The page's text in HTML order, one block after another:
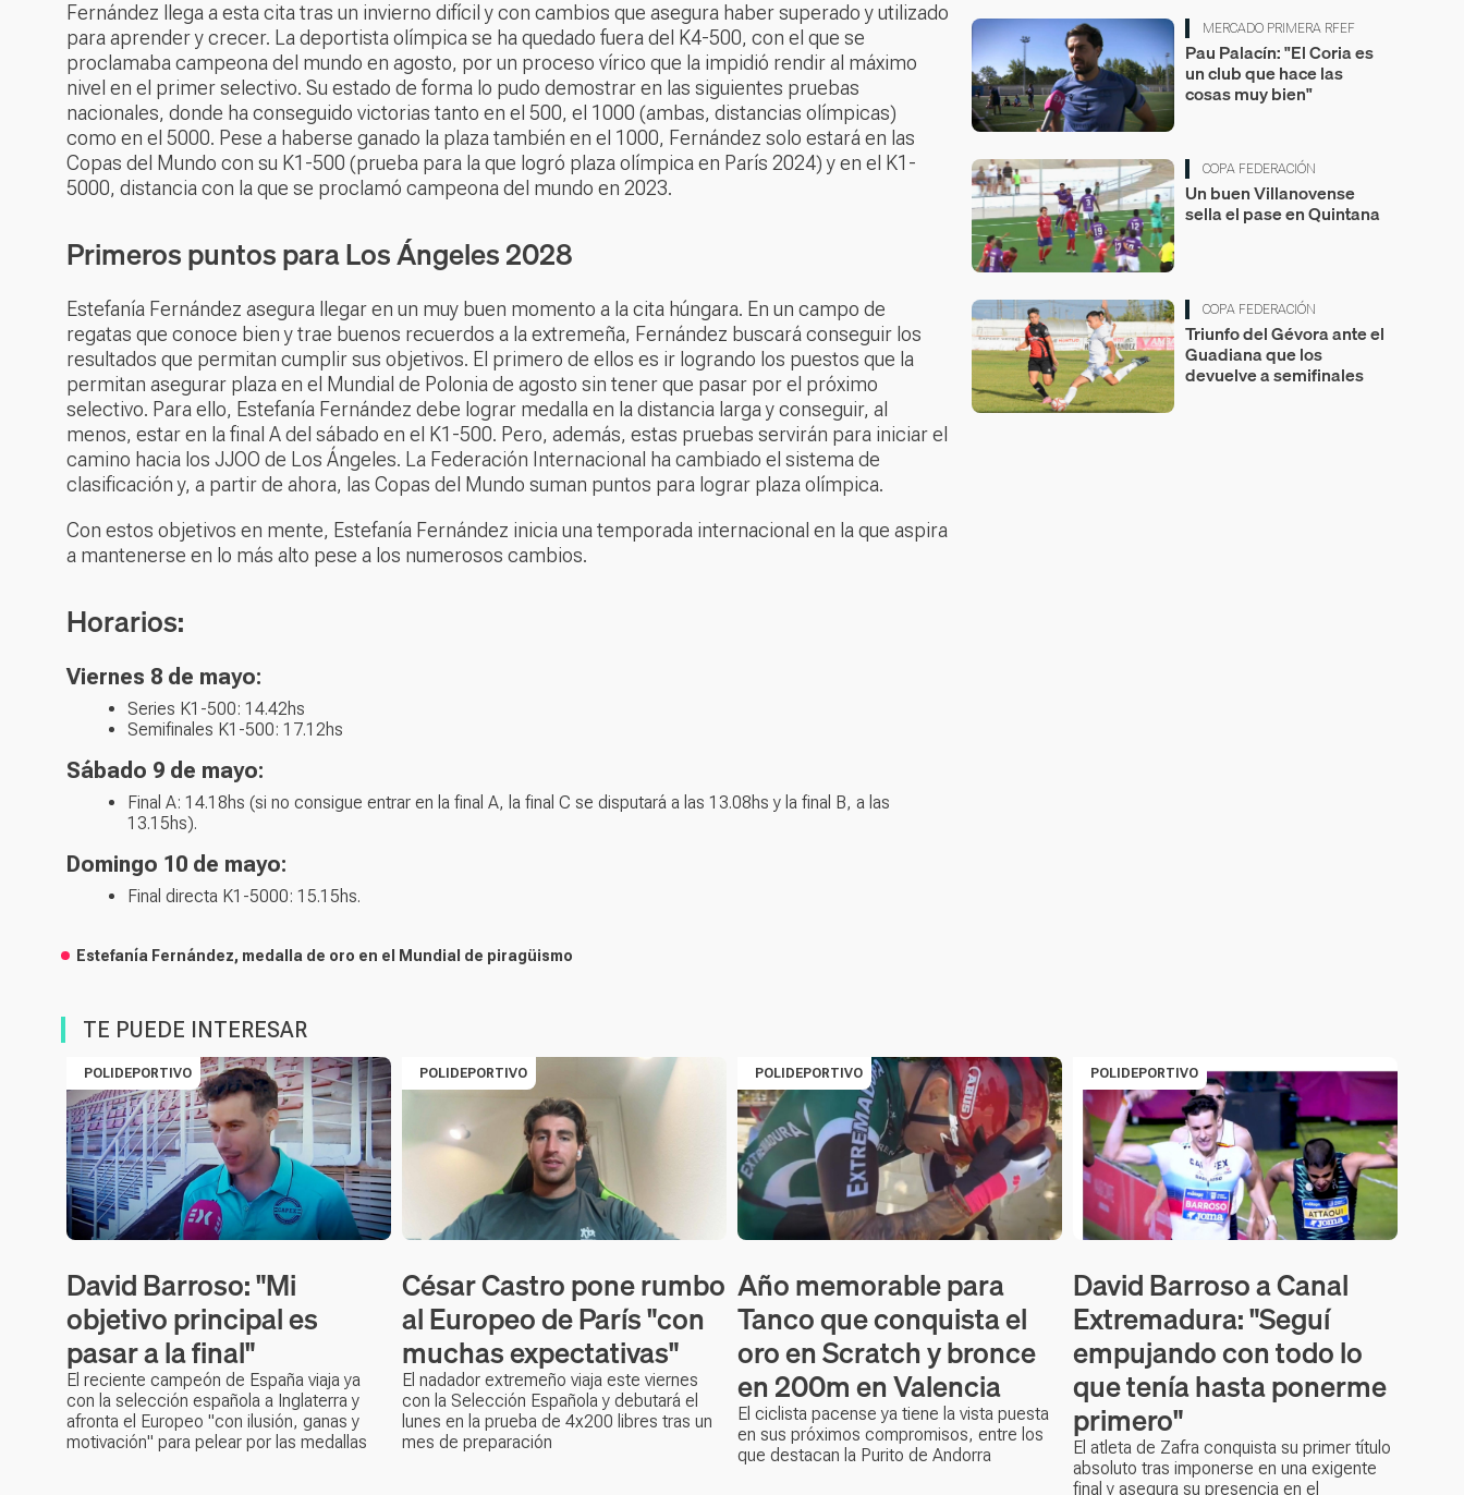
Fernández llega a esta cita tras un invierno difícil y con cambios que asegura haber superado y utilizado
para aprender y crecer. La deportista olímpica se ha quedado fuera del K4-500, con el que se
proclamaba campeona del mundo en agosto, por un proceso vírico que la impidió rendir al máximo
nivel en el primer selectivo. Su estado de forma lo pudo demostrar en las siguientes pruebas
nacionales, donde ha conseguido victorias tanto en el 500, el 1000 (ambas, distancias olímpicas)
como en el 5000. Pese a haberse ganado la plaza también en el 1000, Fernández solo estará en las
Copas del Mundo con su K1-500 (prueba para la que logró plaza olímpica en París 2024) y en el K1-
5000, distancia con la que se proclamó campeona del mundo en 2023.
Primeros puntos para Los Ángeles 2028
Estefanía Fernández asegura llegar en un muy buen momento a la cita húngara. En un campo de
regatas que conoce bien y trae buenos recuerdos a la extremeña, Fernández buscará conseguir los
resultados que permitan cumplir sus objetivos. El primero de ellos es ir logrando los puestos que la
permitan asegurar plaza en el Mundial de Polonia de agosto sin tener que pasar por el próximo
selectivo. Para ello, Estefanía Fernández debe lograr medalla en la distancia larga y conseguir, al
menos, estar en la final A del sábado en el K1-500. Pero, además, estas pruebas servirán para iniciar el
camino hacia los JJOO de Los Ángeles. La Federación Internacional ha cambiado el sistema de
clasificación y, a partir de ahora, las Copas del Mundo suman puntos para lograr plaza olímpica.
Con estos objetivos en mente, Estefanía Fernández inicia una temporada internacional en la que aspira
a mantenerse en lo más alto pese a los numerosos cambios.
Horarios:
Viernes 8 de mayo:
Series K1-500: 14.42hs
Semifinales K1-500: 17.12hs
Sábado 9 de mayo:
Final A: 14.18hs (si no consigue entrar en la final A, la final C se disputará a las 13.08hs y la final B, a las
13.15hs).
Domingo 10 de mayo:
Final directa K1-5000: 15.15hs.
MERCADO PRIMERA RFEF
Pau Palacín: "El Coria es
un club que hace las
cosas muy bien"
COPA FEDERACIÓN
Un buen Villanovense
sella el pase en Quintana
COPA FEDERACIÓN
Triunfo del Gévora ante el
Guadiana que los
devuelve a semifinales
Estefanía Fernández, medalla de oro en el Mundial de piragüismo
TE PUEDE INTERESAR
POLIDEPORTIVO
David Barroso: "Mi
objetivo principal es
pasar a la final"
El reciente campeón de España viaja ya
con la selección española a Inglaterra y
afronta el Europeo "con ilusión, ganas y
motivación" para pelear por las medallas
POLIDEPORTIVO
César Castro pone rumbo
al Europeo de París "con
muchas expectativas"
El nadador extremeño viaja este viernes
con la Selección Española y debutará el
lunes en la prueba de 4x200 libres tras un
mes de preparación
POLIDEPORTIVO
Año memorable para
Tanco que conquista el
oro en Scratch y bronce
en 200m en Valencia
El ciclista pacense ya tiene la vista puesta
en sus próximos compromisos, entre los
que destacan la Purito de Andorra
POLIDEPORTIVO
David Barroso a Canal
Extremadura: "Seguí
empujando con todo lo
que tenía hasta ponerme
primero"
El atleta de Zafra conquista su primer título
absoluto tras imponerse en una exigente
final y asegura su presencia en el